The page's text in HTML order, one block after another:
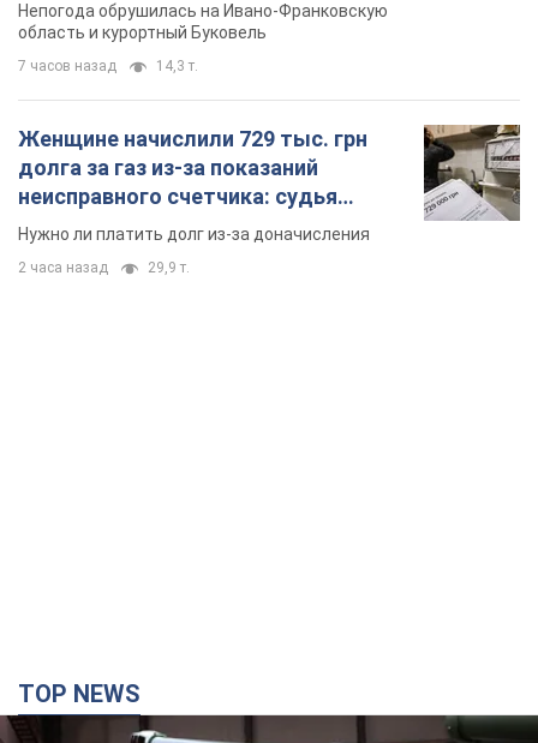
Непогода обрушилась на Ивано-Франковскую
область и курортный Буковель
7 часов назад 14,3 т.
Женщине начислили 729 тыс. грн
долга за газ из-за показаний
неисправного счетчика: судья
вынес неожиданное решение
Нужно ли платить долг из-за доначисления
2 часа назад 29,9 т.
TOP NEWS